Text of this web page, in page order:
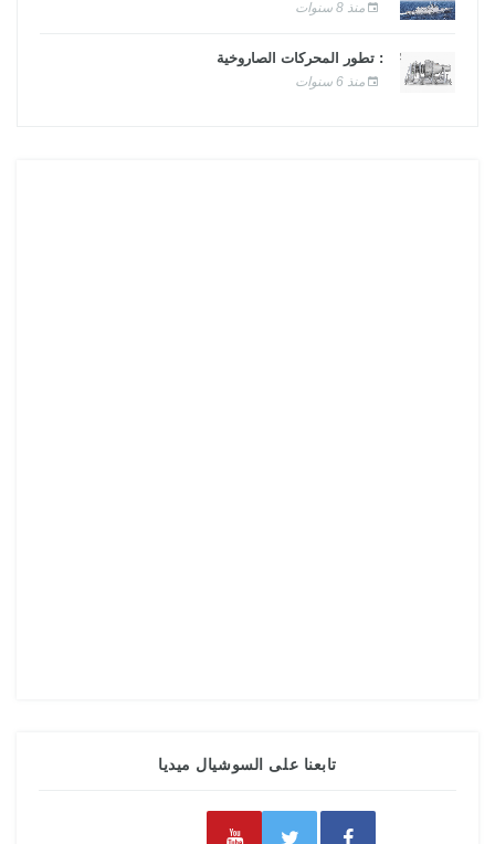
منذ 8 سنوات
: تطور المحركات الصاروخية
منذ 6 سنوات
تابعنا على السوشيال ميديا